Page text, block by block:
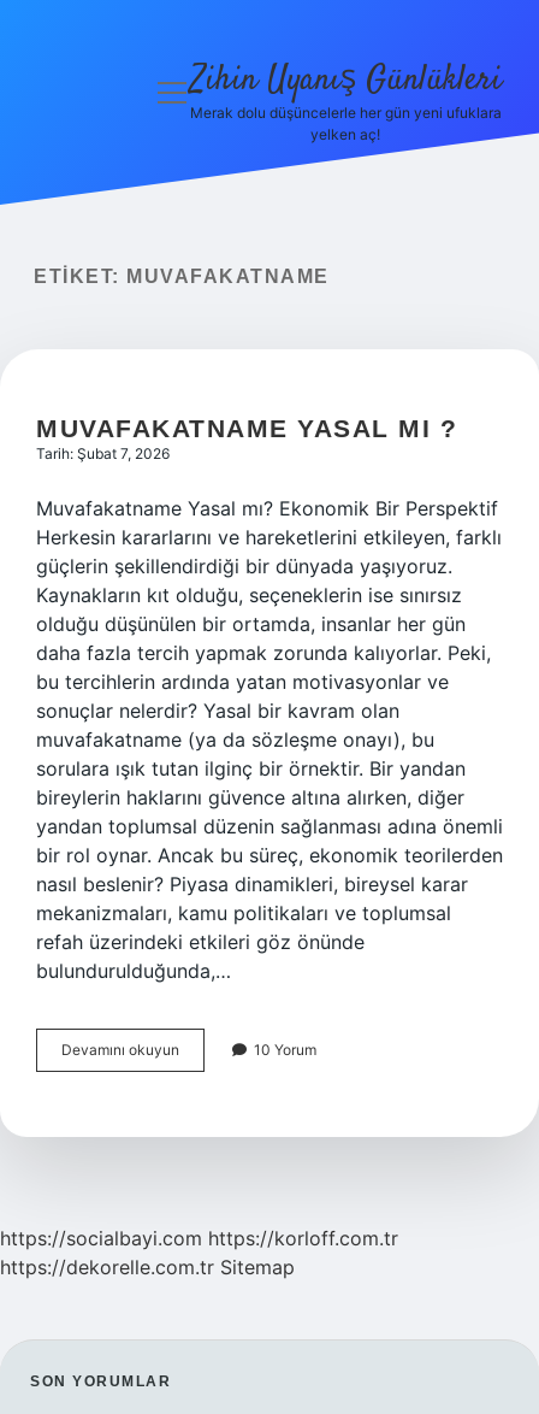
Politikası
menüyü
Zihin Uyanış Günlükleri
Merak dolu düşüncelerle her gün yeni ufuklara
yelken aç!
ETIKET: MUVAFAKATNAME
MUVAFAKATNAME YASAL MI ?
Tarih: Şubat 7, 2026
Muvafakatname Yasal mı? Ekonomik Bir Perspektif
Herkesin kararlarını ve hareketlerini etkileyen, farklı
güçlerin şekillendirdiği bir dünyada yaşıyoruz.
Kaynakların kıt olduğu, seçeneklerin ise sınırsız
olduğu düşünülen bir ortamda, insanlar her gün
daha fazla tercih yapmak zorunda kalıyorlar. Peki,
bu tercihlerin ardında yatan motivasyonlar ve
sonuçlar nelerdir? Yasal bir kavram olan
muvafakatname (ya da sözleşme onayı), bu
sorulara ışık tutan ilginç bir örnektir. Bir yandan
bireylerin haklarını güvence altına alırken, diğer
yandan toplumsal düzenin sağlanması adına önemli
bir rol oynar. Ancak bu süreç, ekonomik teorilerden
nasıl beslenir? Piyasa dinamikleri, bireysel karar
mekanizmaları, kamu politikaları ve toplumsal
refah üzerindeki etkileri göz önünde
bulundurulduğunda,…
Devamını okuyun Muvafakatname
yasal
10 Yorum
https://socialbayi.com https://korloff.com.tr
https://dekorelle.com.tr Sitemap
SIDEBAR
SON YORUMLAR